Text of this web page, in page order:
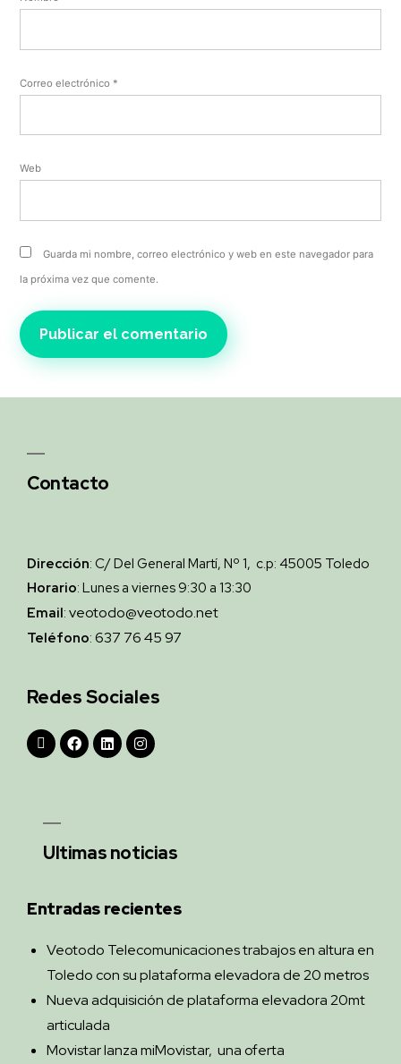
Correo electrónico *
Web
Guarda mi nombre, correo electrónico y web en este navegador para
la próxima vez que comente.
Contacto
Dirección: C/ Del General Martí, Nº 1, c.p: 45005 Toledo
Horario: Lunes a viernes 9:30 a 13:30
Email: veotodo@veotodo.net
Teléfono: 637 76 45 97
Redes Sociales
Ultimas noticias
Entradas recientes
Veotodo Telecomunicaciones trabajos en altura en
Toledo con su plataforma elevadora de 20 metros
Nueva adquisición de plataforma elevadora 20mt
articulada
Movistar lanza miMovistar, una oferta